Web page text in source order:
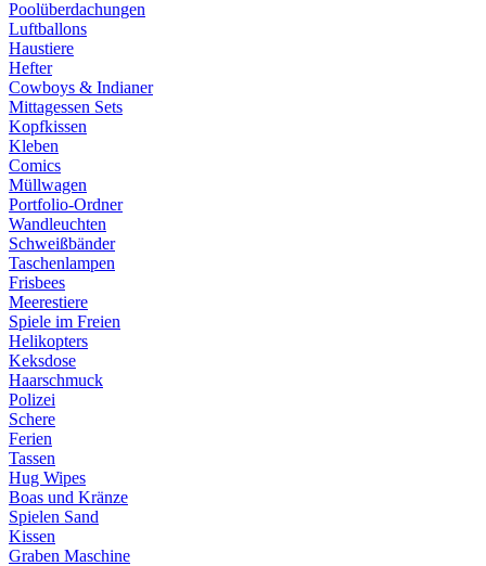
Poolüberdachungen
Luftballons
Haustiere
Hefter
Cowboys & Indianer
Mittagessen Sets
Kopfkissen
Kleben
Comics
Müllwagen
Portfolio-Ordner
Wandleuchten
Schweißbänder
Taschenlampen
Frisbees
Meerestiere
Spiele im Freien
Helikopters
Keksdose
Haarschmuck
Polizei
Schere
Ferien
Tassen
Hug Wipes
Boas und Kränze
Spielen Sand
Kissen
Graben Maschine